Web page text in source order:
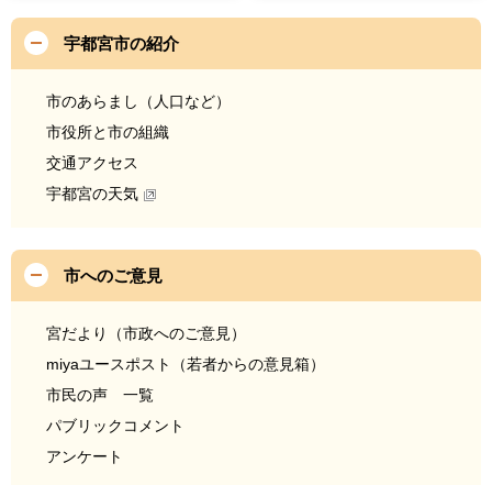
宇都宮市の紹介
市のあらまし（人口など）
市役所と市の組織
交通アクセス
宇都宮の天気
市へのご意見
宮だより（市政へのご意見）
miyaユースポスト（若者からの意見箱）
市民の声 一覧
パブリックコメント
アンケート